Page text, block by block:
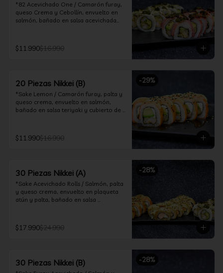
*82 Acevichado One / Camarón furay,
queso Crema y Cebollín, envuelto en
salmón, bañado en salsa acevichada
y cebollin, frito en panko cubierto de
ceviche hot.
$11.990$16.990
-29%
20 Piezas Nikkei (B)
*Sake Lemon / Camarón furay, palta y
queso crema, envuelto en salmón,
bañado en salsa teriyaki y cubierto de
*Shrimp Fire Rolls /Palta y camarón
furay, envuelto en queso crema
*Incluye 2 palitos, 2 soya 30ml, 1 salsa
teriyaki 30ml
$11.990$16.990
-28%
30 Piezas Nikkei (A)
*Sake Acevichado Rolls / Salmón, palta
y queso crema, envuelto en plaqueta
atún y palta, bañado en salsa
*Shrimp Fire Rolls / Palta y camarón
furay, envuelto en queso crema
*Almond Furay / Pollo teriyaki, queso
crema y almendras tostadas, frito en
$17.990$24.990
-28%
30 Piezas Nikkei (B)